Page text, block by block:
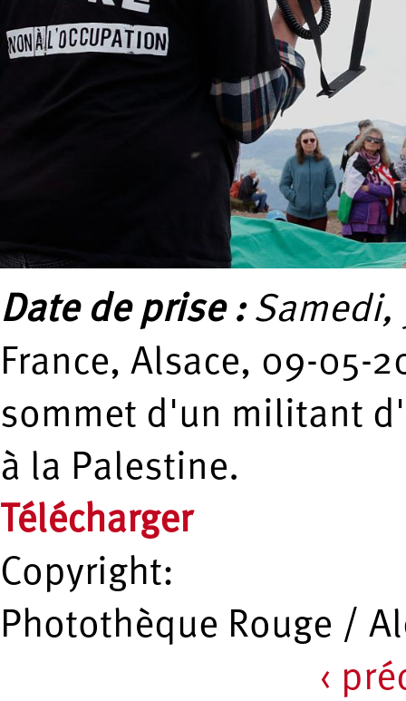
Date de prise : Samedi,
France, Alsace, 09-05-
sommet d'un militant
à la Palestine.
Télécharger
Copyright:
Photothèque Rouge /
‹